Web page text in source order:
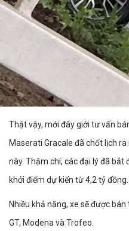
Thật vậy, mới đây giới tư vấn
Maserati Gracale đã chốt lịch
này. Thậm chí, các đại lý đã
khởi điểm dự kiến từ 4,2 tỷ đồng.
Nhiều khả năng, xe sẽ được
GT, Modena và Trofeo.